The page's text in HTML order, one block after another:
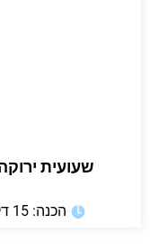
שעועית ירוקה של
הכנה: 15 דקות